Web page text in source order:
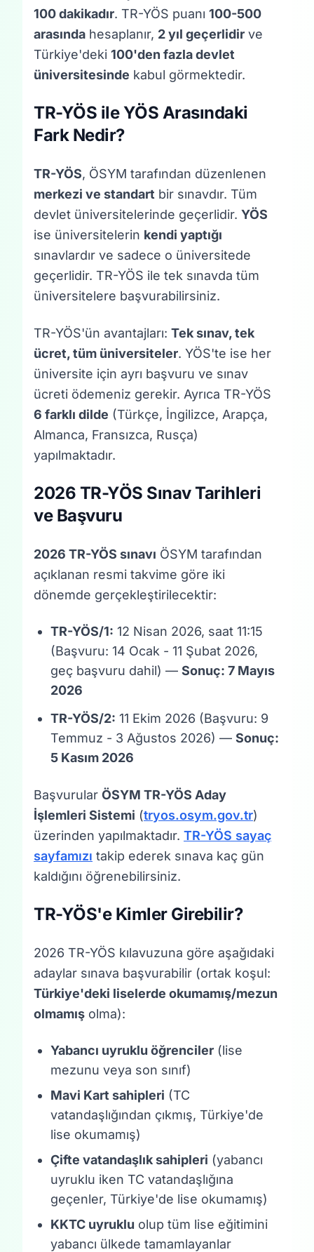
100 dakikadır. TR-YÖS puanı 100-500
arasında hesaplanır, 2 yıl geçerlidir ve
Türkiye'deki 100'den fazla devlet
üniversitesinde kabul görmektedir.
TR-YÖS ile YÖS Arasındaki
Fark Nedir?
TR-YÖS, ÖSYM tarafından düzenlenen
merkezi ve standart bir sınavdır. Tüm
devlet üniversitelerinde geçerlidir. YÖS
ise üniversitelerin kendi yaptığı
sınavlardır ve sadece o üniversitede
geçerlidir. TR-YÖS ile tek sınavda tüm
üniversitelere başvurabilirsiniz.
TR-YÖS'ün avantajları: Tek sınav, tek
ücret, tüm üniversiteler. YÖS'te ise her
üniversite için ayrı başvuru ve sınav
ücreti ödemeniz gerekir. Ayrıca TR-YÖS
6 farklı dilde (Türkçe, İngilizce, Arapça,
Almanca, Fransızca, Rusça)
yapılmaktadır.
2026 TR-YÖS Sınav Tarihleri
ve Başvuru
2026 TR-YÖS sınavı ÖSYM tarafından
açıklanan resmi takvime göre iki
dönemde gerçekleştirilecektir:
TR-YÖS/1: 12 Nisan 2026, saat 11:15
(Başvuru: 14 Ocak - 11 Şubat 2026,
geç başvuru dahil) — Sonuç: 7 Mayıs
2026
TR-YÖS/2: 11 Ekim 2026 (Başvuru: 9
Temmuz - 3 Ağustos 2026) — Sonuç:
5 Kasım 2026
Başvurular ÖSYM TR-YÖS Aday
İşlemleri Sistemi (tryos.osym.gov.tr)
üzerinden yapılmaktadır. TR-YÖS sayaç
sayfamızı takip ederek sınava kaç gün
kaldığını öğrenebilirsiniz.
TR-YÖS'e Kimler Girebilir?
2026 TR-YÖS kılavuzuna göre aşağıdaki
adaylar sınava başvurabilir (ortak koşul:
Türkiye'deki liselerde okumamış/mezun
olmamış olma):
Yabancı uyruklu öğrenciler (lise
mezunu veya son sınıf)
Mavi Kart sahipleri (TC
vatandaşlığından çıkmış, Türkiye'de
lise okumamış)
Çifte vatandaşlık sahipleri (yabancı
uyruklu iken TC vatandaşlığına
geçenler, Türkiye'de lise okumamış)
KKTC uyruklu olup tüm lise eğitimini
yabancı ülkede tamamlayanlar